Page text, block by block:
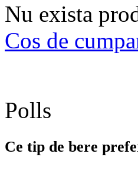
Nu exista
Cos de
Polls
Ce tip de bere